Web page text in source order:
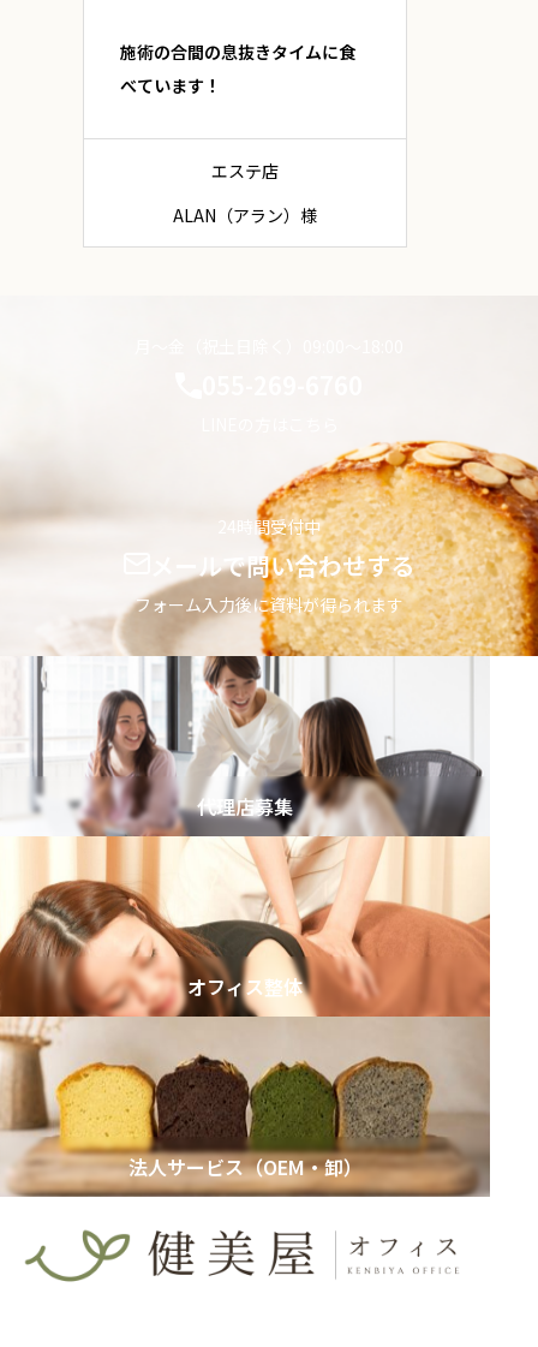
施術の合間の息抜きタイムに食
べています！
エステ店
ALAN（アラン）様
24時間受付中
メールで問い合わせする
フォーム入力後に資料が得られます
代理店募集
オフィス整体
法人サービス（OEM・卸）